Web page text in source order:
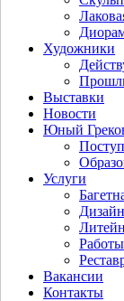
Художники
Выставки
Новости
Юный
Услуги
Работы
Вакансии
Контакты